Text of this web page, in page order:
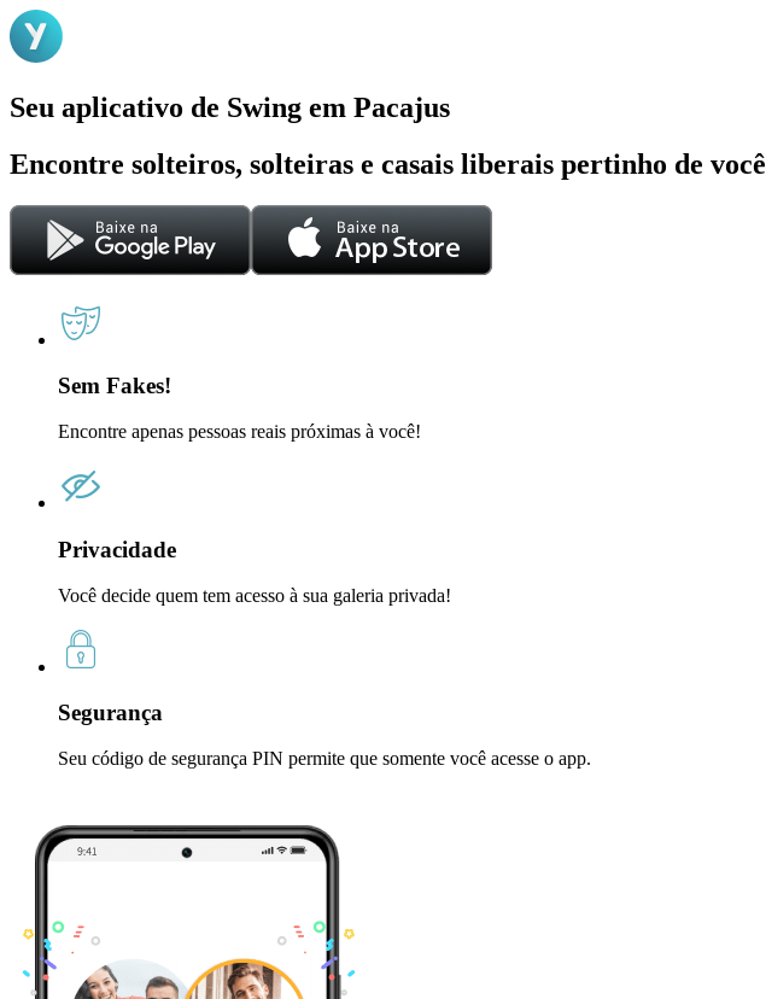
Seu aplicativo de Swing em Pacajus
Encontre solteiros, solteiras e casais liberais pertinho de você
Sem Fakes!
Encontre apenas pessoas reais próximas à você!
Privacidade
Você decide quem tem acesso à sua galeria privada!
Segurança
Seu código de segurança PIN permite que somente você acesse o app.